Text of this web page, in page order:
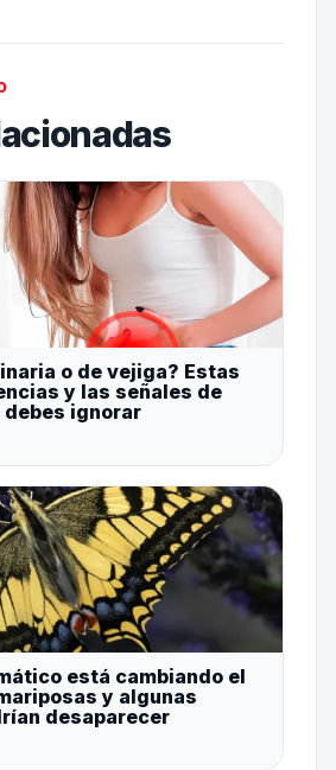
o de vejiga? Estas
y las señales de
debes ignorar
está cambiando el
y algunas
desaparecer